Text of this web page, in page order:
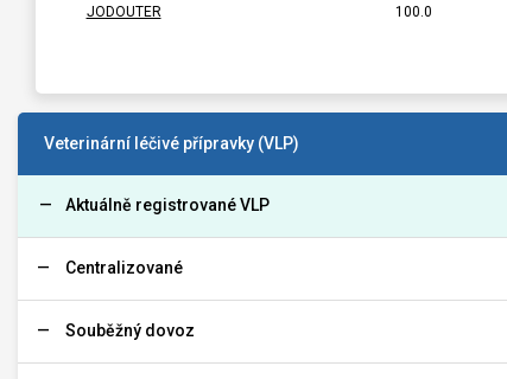
Veterinární léčivé přípravky (VLP)
Aktuálně registrované VLP
Centralizované
Souběžný dovoz
JODOUTER 100.0